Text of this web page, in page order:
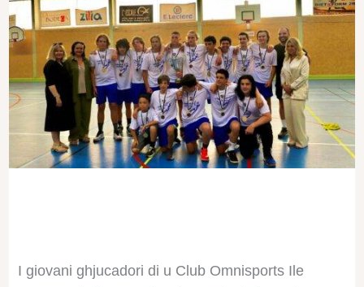
I giovani ghjucadori di u Club Omnisports Ile